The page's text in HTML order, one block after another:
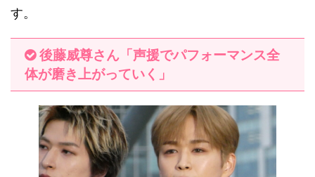
す。
後藤威尊さん「声援でパフォーマンス全
体が磨き上がっていく」